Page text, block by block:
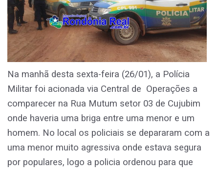
Na manhã desta sexta-feira (26/01), a Polícia
Militar foi acionada via Central de Operações a
comparecer na Rua Mutum setor 03 de Cujubim
onde haveria uma briga entre uma menor e um
homem. No local os policiais se depararam com a
uma menor muito agressiva onde estava segura
por populares, logo a policia ordenou para que